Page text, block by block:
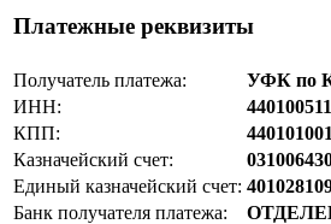
Платежные реквизиты
Получатель платежа:
УФК по
ИНН:
КПП:
440101001
Казначейский счет:
Единый казначейский счет:
Банк получателя платежа: